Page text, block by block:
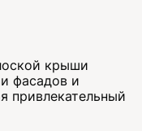
крыши
фасадов и
привлекательный